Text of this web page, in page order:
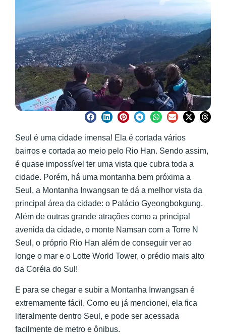
Seul é uma cidade imensa! Ela é cortada vários
bairros e cortada ao meio pelo Rio Han. Sendo assim,
é quase impossível ter uma vista que cubra toda a
cidade. Porém, há uma montanha bem próxima a
Seul, a Montanha Inwangsan te dá a melhor vista da
principal área da cidade: o Palácio Gyeongbokgung.
Além de outras grande atrações como a principal
avenida da cidade, o monte Namsan com a Torre N
Seul, o próprio Rio Han além de conseguir ver ao
longe o mar e o Lotte World Tower, o prédio mais alto
da Coréia do Sul!
E para se chegar e subir a Montanha Inwangsan é
extremamente fácil. Como eu já mencionei, ela fica
literalmente dentro Seul, e pode ser acessada
facilmente de metro e ônibus.